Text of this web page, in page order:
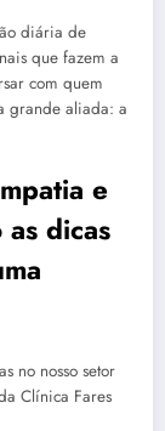
diária de
que fazem a
com quem
grande aliada: a
e
dicas
no nosso setor
Clínica Fares